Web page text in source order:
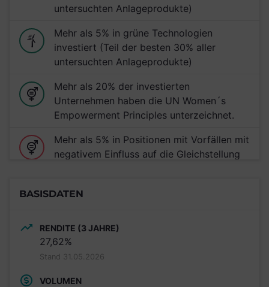
untersuchten Anlageprodukte)
Mehr als 5% in grüne Technologien
investiert (Teil der besten 30% aller
untersuchten Anlageprodukte)
Mehr als 20% der investierten
Unternehmen haben die UN Women´s
Empowerment Principles unterzeichnet.
Mehr als 5% in Positionen mit Vorfällen mit
negativem Einfluss auf die Gleichstellung
Anlageprodukte)
Mehr als 5% in Positionen mit Risiko von
Verletzungen indigener Rechte investiert
BASISDATEN
RENDITE (3 JAHRE)
27,62%
Stand 31.05.2026
VOLUMEN